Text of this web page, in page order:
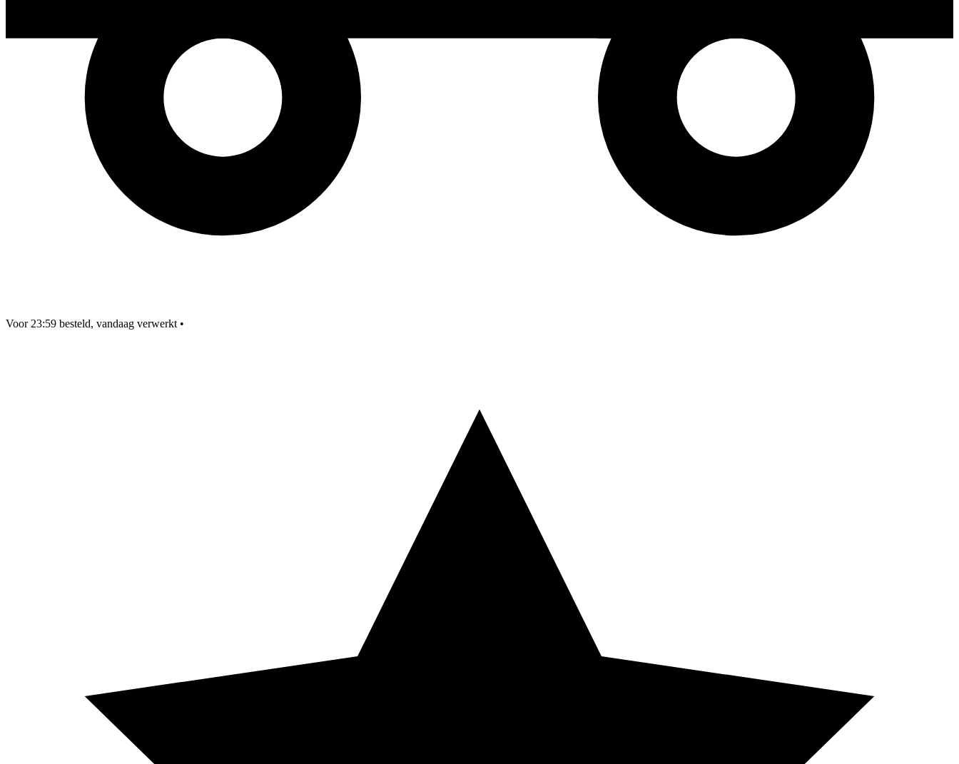
Voor 23:59 besteld, vandaag verwerkt •